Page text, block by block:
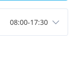
08:00-17:30